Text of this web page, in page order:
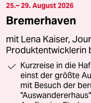
25.– 29. August 2026
Bremerhaven
mit Lena Kaiser,
Produktentwicklerin
Kurzreise in die
einst der größte
mit Besuch der